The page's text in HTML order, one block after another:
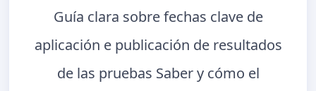
Guía clara sobre fechas clave de
aplicación e publicación de resultados
de las pruebas Saber y cómo el